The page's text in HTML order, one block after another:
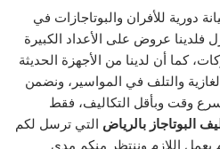
دورية للأفران والبوتاجازات في
فلدينا عروض على الأعداد الكبيرة
كما أن لدينا من الأجهزة الحديثة
والتلف في المواسير، ونضمن
وقت وبأقل التكاليف، فقط
البوتاجاز بالرياض التي ترسل لكم
بعمل اللازم وننتظر منكم مدى